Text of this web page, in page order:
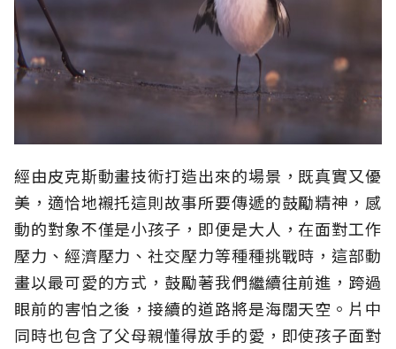
經由皮克斯動畫技術打造出來的場景，既真實又優
美，適恰地襯托這則故事所要傳遞的鼓勵精神，感
動的對象不僅是小孩子，即便是大人，在面對工作
壓力、經濟壓力、社交壓力等種種挑戰時，這部動
畫以最可愛的方式，鼓勵著我們繼續往前進，跨過
眼前的害怕之後，接續的道路將是海闊天空。片中
同時也包含了父母親懂得放手的愛，即使孩子面對